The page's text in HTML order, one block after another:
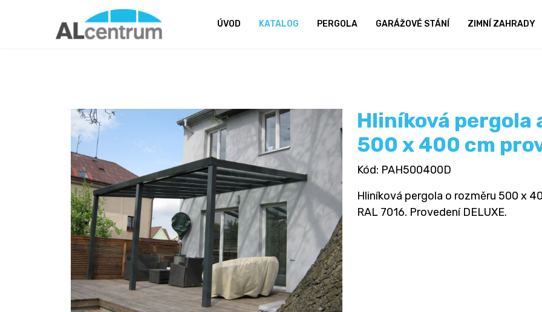
ÚVOD KATALOG PERGOLA GARÁŽOVÉ STÁNÍ ZIMNÍ ZAHRADY
Hliníková pergola
500 x 400 cm
Kód: PAH500400D
Hliníková pergola o rozměru 500 x
RAL 7016. Provedení DELUXE.